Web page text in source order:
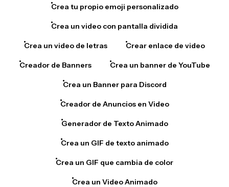
Crea tu propio emoji personalizado
Crea un video con pantalla dividida
Crea un video de letras Crear enlace de video
Creador de Banners Crea un banner de YouTube
Crea un Banner para Discord
Creador de Anuncios en Video
Generador de Texto Animado
Crea un GIF de texto animado
Crea un GIF que cambia de color
Crea un Video Animado